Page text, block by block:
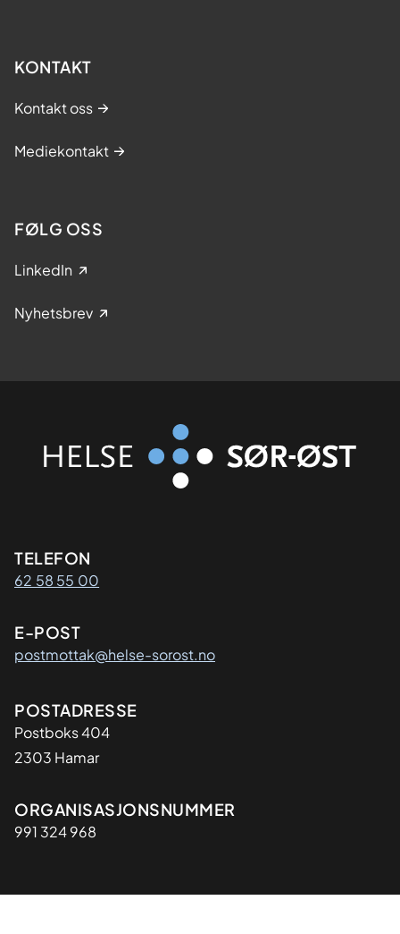
KONTAKT
Kontakt oss
Mediekontakt
FØLG OSS
LinkedIn
Nyhetsbrev
Kontaktinformasjon
TELEFON
62 58 55 00
E-POST
postmottak@helse-sorost.no
Adresse
POSTADRESSE
Postboks 404
2303 Hamar
Organisasjon
ORGANISASJONSNUMMER
991 324 968